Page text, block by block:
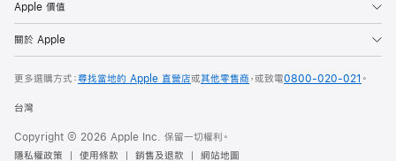
Apple 價值
關於 Apple
更多選購方式：尋找當地的 Apple 直營店或其他零售商 ，或致電0800-020-021 。
台灣
Copyright © 2026 Apple Inc. 保留一切權利。
隱私權政策
使用條款 銷售及退款 網站地圖